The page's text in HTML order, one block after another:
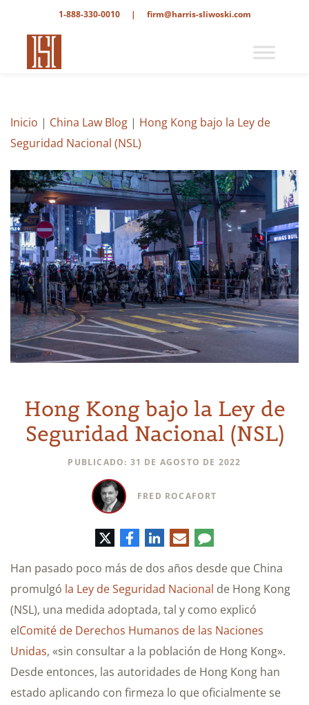
1-888-330-0010 | firm@harris-sliwoski.com
Inicio | China Law Blog | Hong Kong bajo la Ley de
Seguridad Nacional (NSL)
Hong Kong bajo la Ley de
Seguridad Nacional (NSL)
PUBLICADO: 31 DE AGOSTO DE 2022
FRED ROCAFORT
TwitterFacebook
LinkedIn
Correo
electrónico
Comentario
Han pasado poco más de dos años desde que China
promulgó la Ley de Seguridad Nacional de Hong Kong
(NSL), una medida adoptada, tal y como explicó
elComité de Derechos Humanos de las Naciones
Unidas, «sin consultar a la población de Hong Kong».
Desde entonces, las autoridades de Hong Kong han
estado aplicando con firmeza lo que oficialmente se